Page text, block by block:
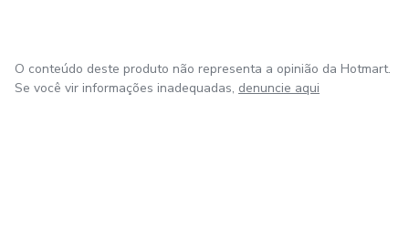
O conteúdo deste produto não representa a opinião da Hotmart.
Se você vir informações inadequadas, denuncie aqui